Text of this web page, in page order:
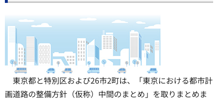
東京都と特別区および26市2町は、「東京における都市計
画道路の整備方針（仮称）中間のまとめ」を取りまとめま